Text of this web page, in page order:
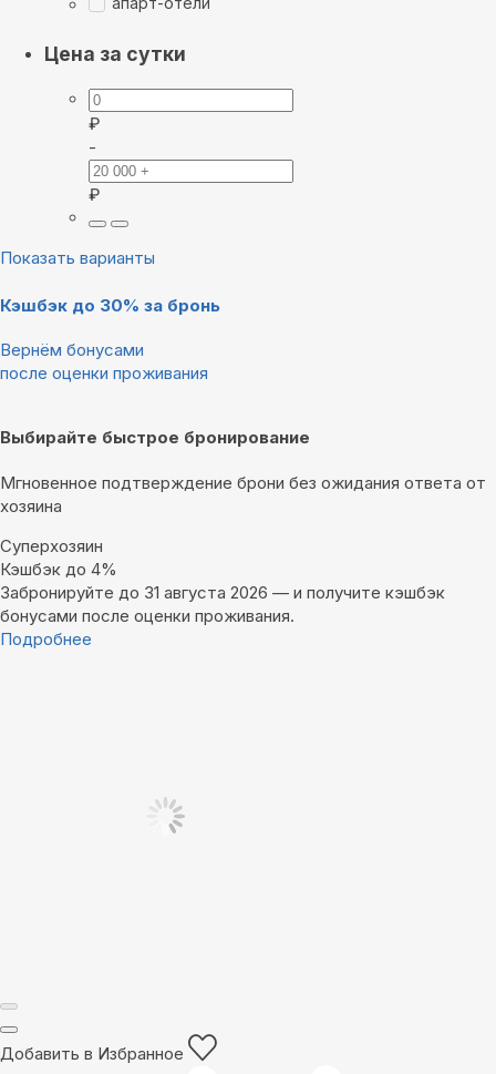
Цена за сутки
₽
-
₽
Показать варианты
Кэшбэк до 30% за бронь
Вернём бонусами
после оценки проживания
Выбирайте быстрое бронирование
Мгновенное подтверждение брони без ожидания ответа от
хозяина
Суперхозяин
Кэшбэк до 4%
Забронируйте до 31 августа 2026 — и получите кэшбэк
бонусами после оценки проживания.
Подробнее
Добавить в Избранное